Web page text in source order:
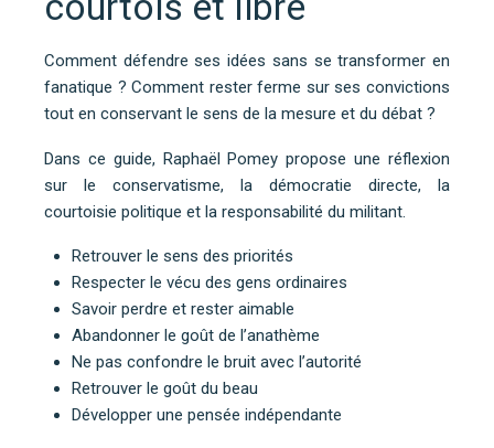
Comment défendre ses idées sans se transformer en
fanatique ? Comment rester ferme sur ses convictions
tout en conservant le sens de la mesure et du débat ?
Dans ce guide, Raphaël Pomey propose une réflexion
sur le conservatisme, la démocratie directe, la
courtoisie politique et la responsabilité du militant.
Retrouver le sens des priorités
Respecter le vécu des gens ordinaires
Savoir perdre et rester aimable
Abandonner le goût de l’anathème
Ne pas confondre le bruit avec l’autorité
Retrouver le goût du beau
Développer une pensée indépendante